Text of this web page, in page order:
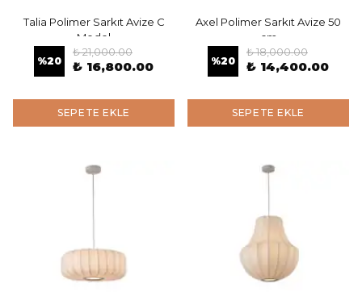
Talia Polimer Sarkıt Avize C
Model
%20
₺ 21,000.00
₺ 16,800.00
SEPETE EKLE
Axel Polimer Sarkıt Avize 50
cm
%20
₺ 18,000.00
₺ 14,400.00
SEPETE EKLE